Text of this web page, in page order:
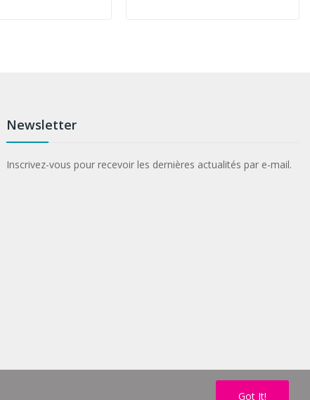
Newsletter
Inscrivez-vous pour recevoir les dernières actualités par e-mail.
Got It!